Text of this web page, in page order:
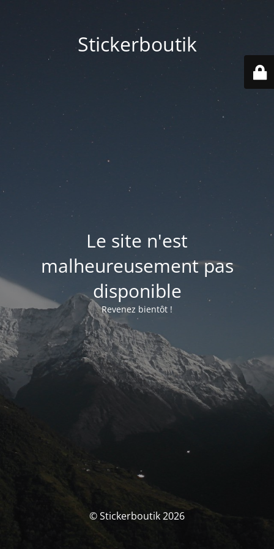
Stickerboutik
Le site n'est
malheureusement pas
disponible
Revenez bientôt !
© Stickerboutik 2026